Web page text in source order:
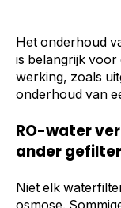
Het onderhoud
is belangrijk voor
werking, zoals
onderhoud van
RO-water
ander
Niet elk